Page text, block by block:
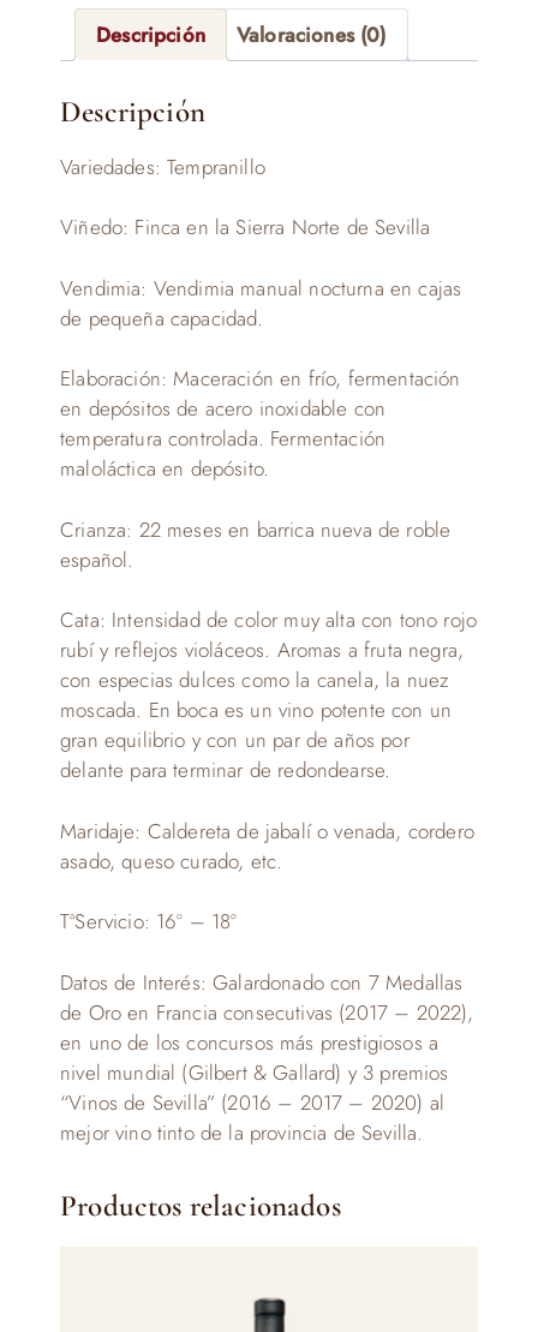
Descripción Valoraciones (0)
Descripción
Variedades: Tempranillo
Viñedo: Finca en la Sierra Norte de Sevilla
Vendimia: Vendimia manual nocturna en cajas
de pequeña capacidad.
Elaboración: Maceración en frío, fermentación
en depósitos de acero inoxidable con
temperatura controlada. Fermentación
maloláctica en depósito.
Crianza: 22 meses en barrica nueva de roble
español.
Cata: Intensidad de color muy alta con tono rojo
rubí y reflejos violáceos. Aromas a fruta negra,
con especias dulces como la canela, la nuez
moscada. En boca es un vino potente con un
gran equilibrio y con un par de años por
delante para terminar de redondearse.
Maridaje: Caldereta de jabalí o venada, cordero
asado, queso curado, etc.
TªServicio: 16º – 18º
Datos de Interés: Galardonado con 7 Medallas
de Oro en Francia consecutivas (2017 – 2022),
en uno de los concursos más prestigiosos a
nivel mundial (Gilbert & Gallard) y 3 premios
“Vinos de Sevilla” (2016 – 2017 – 2020) al
mejor vino tinto de la provincia de Sevilla.
Productos relacionados